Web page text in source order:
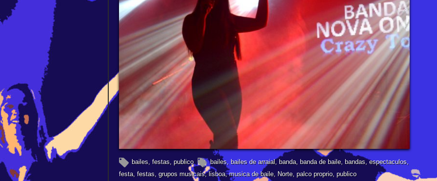
bailes, festas, publico bailes, bailes de arraial, banda, banda de baile, bandas,espectaculos,
festa, festas, grupos musicais,lisboa,musica de baile, Norte, palco proprio, publico